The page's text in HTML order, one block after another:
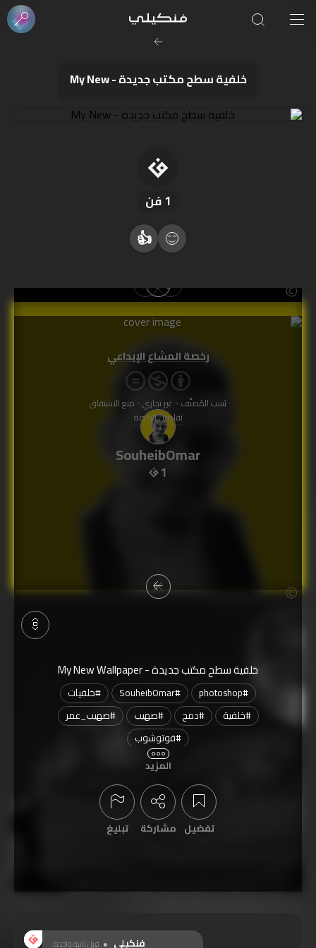
خلفية سطح مكتب جديدة - My New
1فن
👍
SouheibOmar
1
خلفية سطح مكتب جديدة - My New Wallpaper
#
photoshop
#
SouheibOmar
#خلفيات
#خلفية #دمج #صهيب #صهيب_عمر
#فوتوشوب
نُشرت الفنكيلة بتاريخ
تمّت مشاهدتها1,626مرة
المزيد
تفضيل مشاركة تبليغ
رخصة المشاع الإبداعي
نَسب المُصنَّف - غير تجاري - منع الاشتقاق
تفاصيل الرخصة
صورة الغلاف من فن
فنكيلي قبل ثانية واحدة